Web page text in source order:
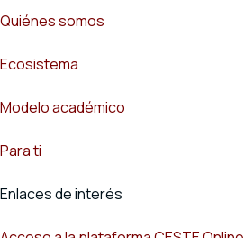
Quiénes somos
Ecosistema
Modelo académico
Para ti
Enlaces de interés